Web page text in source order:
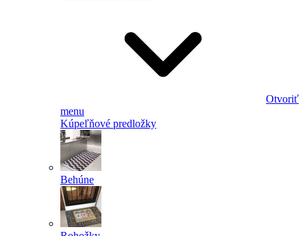
Otvoriť
menu
Kúpeľňové predložky
Behúne